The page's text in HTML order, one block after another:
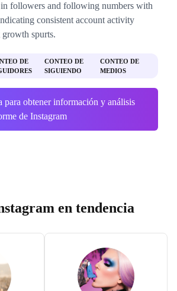
followers and following numbers with
consistent account activity
spurts.
DE
CONTEO DE
SIGUIENDO
CONTEO DE
MEDIOS
para obtener información y análisis
de Instagram
en tendencia